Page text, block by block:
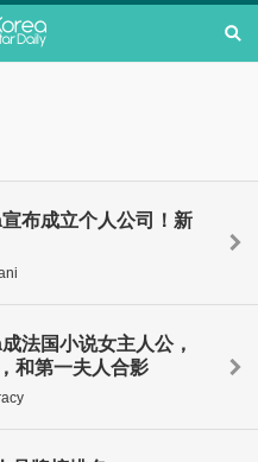
布成立个人公司！新
法国小说女主人公，
和第一夫人合影